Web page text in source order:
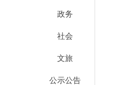
政务
社会
文旅
公示公告